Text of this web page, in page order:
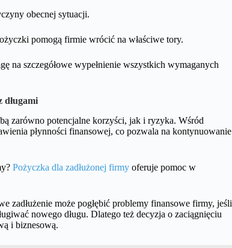
obecnej sytuacji.
pomogą firmie wrócić na właściwe tory.
na szczegółowe wypełnienie wszystkich wymaganych
długami
zarówno potencjalne korzyści, jak i ryzyka. Wśród
płynności finansowej, co pozwala na kontynuowanie
Pożyczka dla zadłużonej firmy oferuje pomoc w
zadłużenie może pogłębić problemy finansowe firmy, jeśli
nowego długu. Dlatego też decyzja o zaciągnięciu
i biznesową.